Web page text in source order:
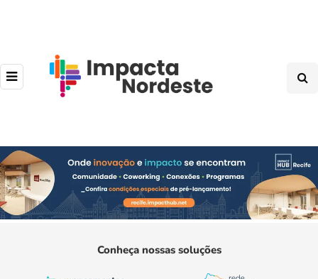
Conheça nossas soluções